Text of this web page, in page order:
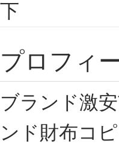
下
プロフィ
ブランド激
ンド財布コ